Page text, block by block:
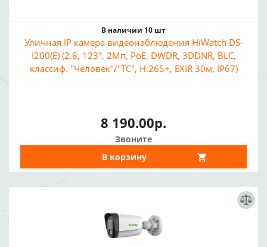
В наличии 10 шт
Уличная IP камера видеонаблюдения HiWatch DS-
I200(E) (2.8, 123°, 2Мп, PoE, DWDR, 3DDNR, BLC,
классиф. "Человек"/"ТС", H.265+, EXIR 30м, IP67)
8 190.00р.
Звоните
В корзину